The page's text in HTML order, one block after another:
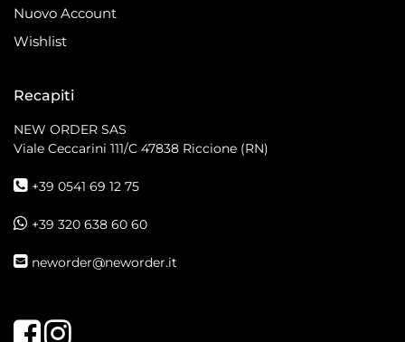
Nuovo Account
Wishlist
Recapiti
NEW ORDER SAS
Viale Ceccarini 111/C 47838 Riccione (RN)
+39 0541 69 12 75
+39 320 638 60 60
neworder@neworder.it
FacebookInstagram